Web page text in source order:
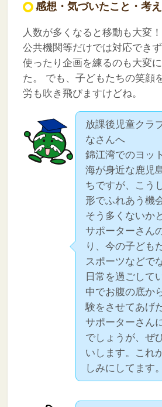
感想・気づいたこと・考
人数が多くなると移動も大変！
公共機関等だけでは対応でき
使ったり企画を練るのも大変
た。
でも、子どもたちの笑顔
労も吹き飛びますけどね。
放課後児童クラ
なさんへ
錦江湾でのヨッ
海が身近な鹿児
ちですが、こう
形でふれあう機
そう多くないか
サポーターさん
り、今の子ども
スポーツなどで
日常を過ごして
中でお腹の底か
験をさせてあげ
サポーターさん
でしょうが、ぜ
いします。これ
しみにしてます。